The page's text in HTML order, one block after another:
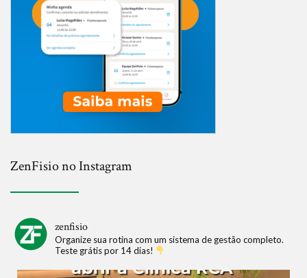
ZenFisio no Instagram
zenfisio
Organize sua rotina com um sistema de gestão completo.
Teste grátis por 14 dias!